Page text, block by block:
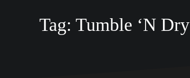
Tag: Tumble ‘N Dry